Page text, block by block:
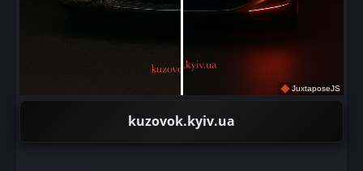
JuxtaposeJS
kuzovok.kyiv.ua